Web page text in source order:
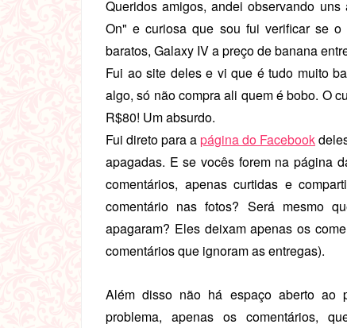
Queridos amigos, andei observando
On" e curiosa que sou fui verificar se
baratos, Galaxy IV a preço de banana
Fui ao site deles e vi que é tudo muito
algo, só não compra ali quem é bobo. O
R$80! Um absurdo.
Fui direto para apágina do Facebook
apagadas. E se vocês forem na página
comentários, apenas curtidas e
comentário nas fotos? Será mesmo
apagaram? Eles deixam apenas os
comentários que ignoram as entregas).
Além disso não há espaço aberto ao
problema, apenas os comentários,